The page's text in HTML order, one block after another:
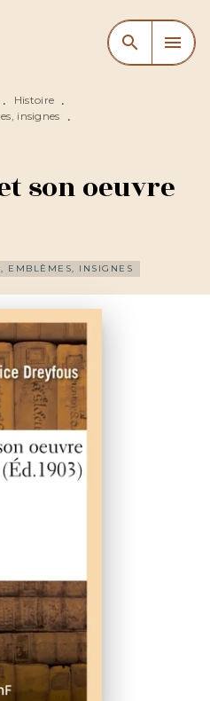
CONTENU
search menu
• Histoire •
insignes
•
son oeuvre
EMBLÈMES, INSIGNES